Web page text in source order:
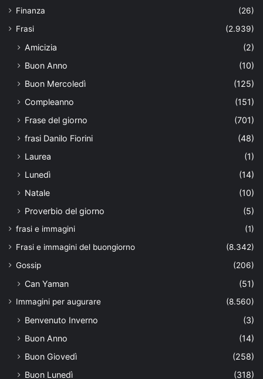
Finanza
(26)
Frasi
(2.939)
Amicizia
(2)
Buon Anno
(10)
Buon Mercoledì
(125)
Compleanno
(151)
Frase del giorno
(701)
frasi Danilo Fiorini
(48)
Laurea
(1)
Lunedì
(14)
Natale
(10)
Proverbio del giorno
(5)
frasi e immagini
(1)
Frasi e immagini del buongiorno
(8.342)
Gossip
(206)
Can Yaman (51)
Immagini per augurare (8.560)
Benvenuto Inverno
(3)
Buon Anno
(14)
Buon Giovedì
(258)
Buon Lunedì
(318)